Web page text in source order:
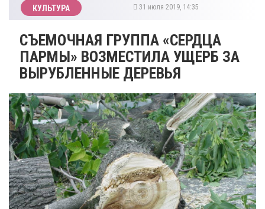
КУЛЬТУРА 31 июля 2019, 14:35
СЪЕМОЧНАЯ ГРУППА «СЕРДЦА
ПАРМЫ» ВОЗМЕСТИЛА УЩЕРБ ЗА
ВЫРУБЛЕННЫЕ ДЕРЕВЬЯ